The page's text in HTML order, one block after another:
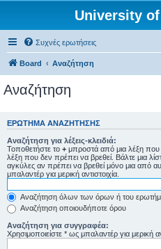
University
Συχνές ερωτήσεις
Board Αναζήτηση
Αναζήτηση
ΕΡΏΤΗΜΑ ΑΝΑΖΉΤΗΣΗΣ
Αναζήτηση για λέξεις-κλειδιά:
Τοποθετήστε το + μπροστά από μια λέξη που
λέξη που δεν πρέπει να βρεθεί. Βάλτε μια
αγκύλες αν πρέπει να βρεθεί μόνο μια από
μπαλαντέρ για μερική αντιστοιχία.
Αναζήτηση όλων των όρων ή του
Αναζήτηση οποιουδήποτε όρου
Αναζήτηση για συγγραφέα:
Χρησιμοποιείστε * ως μπαλαντέρ για μερική